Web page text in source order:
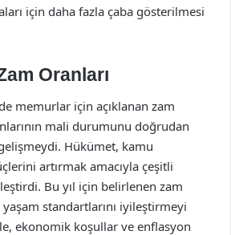
için daha fazla çaba gösterilmesi
Oranları
memurlar için açıklanan zam
mali durumunu doğrudan
Hükümet, kamu
artırmak amacıyla çeşitli
Bu yıl için belirlenen zam
standartlarını iyileştirmeyi
ekonomik koşullar ve enflasyon